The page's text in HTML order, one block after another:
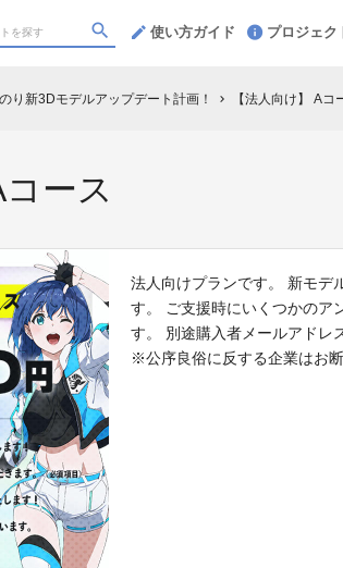
使い方ガイド プロジェク
り新3Dモデルアップデート計画！ chevron_right 【法人向け】 Aコ
コース
法人向けプランです。 新モデ
す。 ご支援時にいくつかのア
す。 別途購入者メールアドレ
※公序良俗に反する企業はお断